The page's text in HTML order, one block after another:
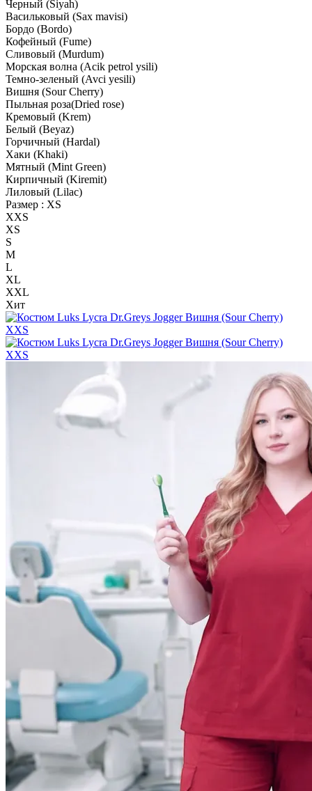
Черный (Siyah)
Васильковый (Sax mavisi)
Бордо (Bordo)
Кофейный (Fume)
Сливовый (Murdum)
Морская волна (Acik petrol ysili)
Темно-зеленый (Avci yesili)
Вишня (Sour Cherry)
Пыльная роза(Dried rose)
Кремовый (Krem)
Белый (Beyaz)
Горчичный (Hardal)
Хаки (Khaki)
Мятный (Mint Green)
Кирпичный (Kiremit)
Лиловый (Lilac)
Размер : XS
XXS
XS
S
M
L
XL
XXL
Хит